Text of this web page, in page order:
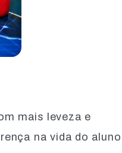
mais leveza e
na vida do aluno